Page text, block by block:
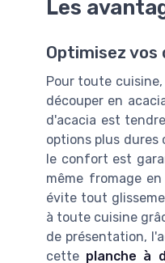
Les
Optimisez vos
Pour toute
découper en
d'acacia est
options plus dures
le confort est
même fromage
évite tout
à toute cuisine
de présentation,
cette planche à